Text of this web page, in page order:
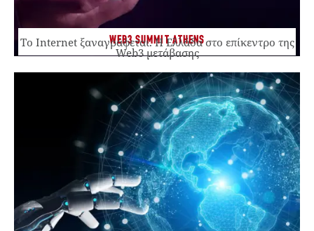
WEB3 SUMMIT ATHENS
Το Internet ξαναγράφεται. Η Ελλάδα στο επίκεντρο της
Web3 μετάβασης